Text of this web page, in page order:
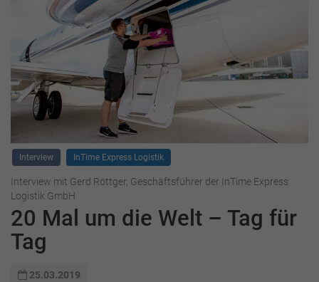
Interview InTime Express Logistik
Interview mit Gerd Röttger, Geschäftsführer der InTime Express
Logistik GmbH
20 Mal um die Welt – Tag für
Tag
25.03.2019